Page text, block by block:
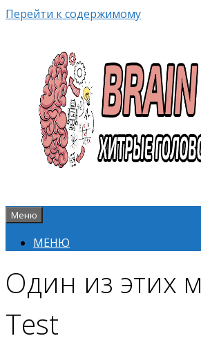
Перейти к содержимому
Меню
МЕНЮ
Один из этих
Test